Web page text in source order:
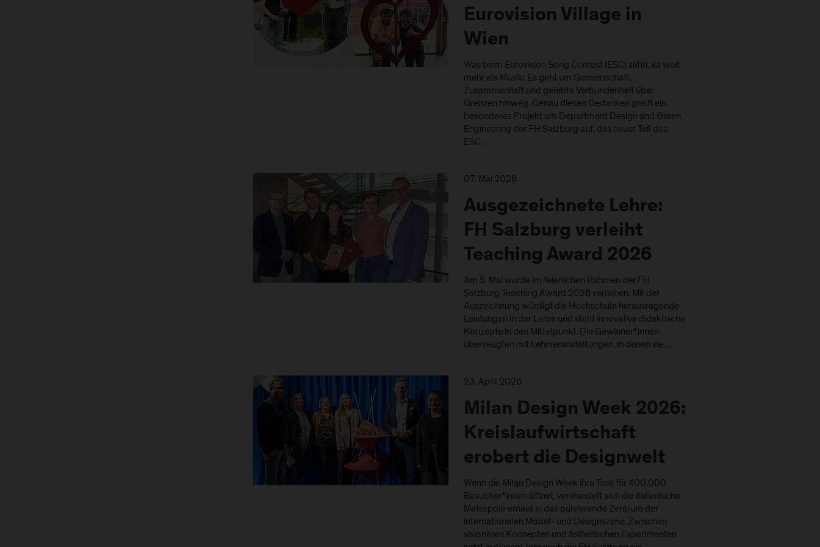
Eurovision Village in
Wien
Was beim Eurovision Song Contest (ESC) zählt, ist weit
mehr als Musik: Es geht um Gemeinschaft,
Zusammenhalt und gelebte Verbundenheit über
Grenzen hinweg. Genau diesen Gedanken greift ein
besonderes Projekt am Department Design and Green
Engineering der FH Salzburg auf, das heuer Teil des
ESC…
07. Mai 2026
Ausgezeichnete Lehre:
FH Salzburg verleiht
Teaching Award 2026
Am 5. Mai wurde im feierlichen Rahmen der FH
Salzburg Teaching Award 2026 verliehen. Mit der
Auszeichnung würdigt die Hochschule herausragende
Leistungen in der Lehre und stellt innovative didaktische
Konzepte in den Mittelpunkt. Die Gewinner*innen
überzeugten mit Lehrveranstaltungen, in denen sie…
23. April 2026
Milan Design Week 2026:
Kreislaufwirtschaft
erobert die Designwelt
Wenn die Milan Design Week ihre Tore für 400.000
Besucher*innen öffnet, verwandelt sich die italienische
Metropole erneut in das pulsierende Zentrum der
internationalen Möbel- und Designszene. Zwischen
visionären Konzepten und ästhetischen Experimenten